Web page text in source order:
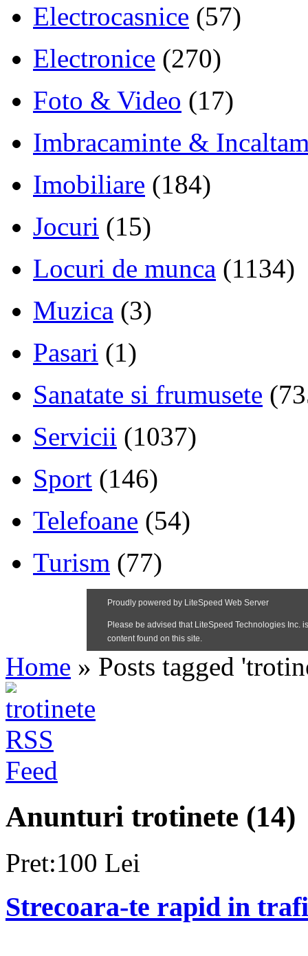
Electrocasnice (57)
Electronice (270)
Foto & Video (17)
Imbracaminte &
Imobiliare (184)
Jocuri (15)
Locuri de munca (1134)
Muzica (3)
Pasari (1)
Sanatate si frumusete
Servicii (1037)
Sport (146)
Telefoane (54)
Turism (77)
Home » Posts tagged
Anunturi trotinete (14)
Pret:100 Lei
Strecoara-te rapid in